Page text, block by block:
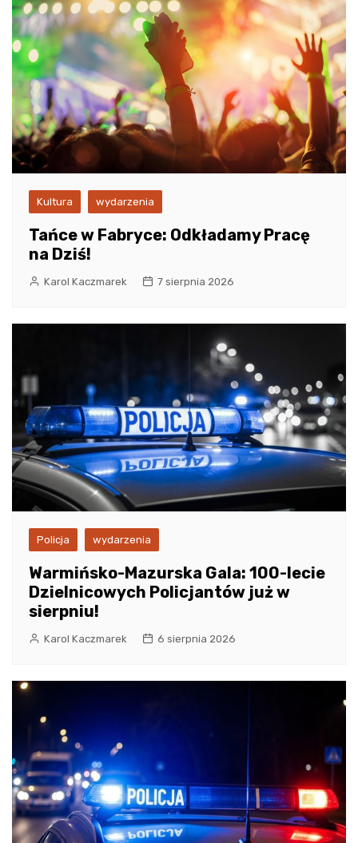
Kultura wydarzenia
Tańce w Fabryce: Odkładamy Pracę
na Dziś!
Karol Kaczmarek 7 sierpnia 2026
Policja wydarzenia
Warmińsko-Mazurska Gala: 100-lecie
Dzielnicowych Policjantów już w
sierpniu!
Karol Kaczmarek 6 sierpnia 2026